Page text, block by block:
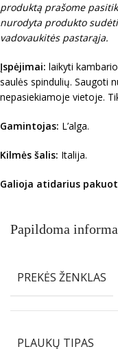
produktą prašome
nurodyta produkto
vadovaukitės pastarąja.
Įspėjimai: laikyti
saulės spindulių. Saugoti
nepasiekiamoje vietoje.
Gamintojas: L’alga.
Kilmės šalis: Italija.
Galioja atidarius
Papildoma
PREKĖS ŽENKLAS
PLAUKŲ TIPAS